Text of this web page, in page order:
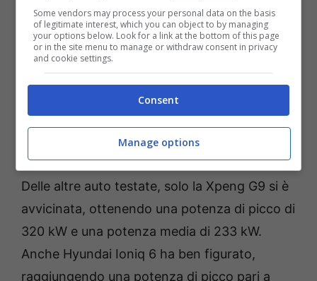
La nuova Lotus Emeya – Foto credits Lotus press
Delle altre auto testate, solo la Xpeng G9 si è
avvicinata, ottenendo una potenza di picco di
320 kW e una potenza media di 233 kW.
Anche Hyundai Ioniq 6 ha ben figurato,
raggiungendo una potenza di picco pari a
Some vendors may process your personal data on the basis
of legitimate interest, which you can object to by managing
your options below. Look for a link at the bottom of this page
or in the site menu to manage or withdraw consent in privacy
and cookie settings.
Consent
Manage options